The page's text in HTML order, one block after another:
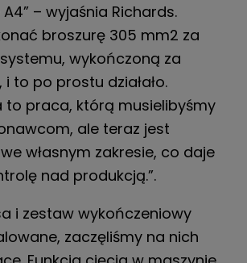
– wyjaśnia Richards.
broszurę 305 mm2 za
wykończoną za
to po prostu działało.
to praca, którą musielibyśmy
ale teraz jest
własnym zakresie, co daje
nad produkcją.”.
i zestaw wykończeniowy
zaczęliśmy na nich